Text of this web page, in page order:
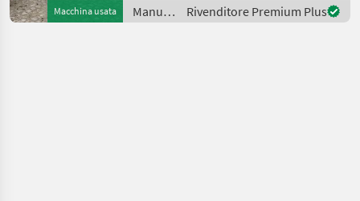
Macchina usata
the
Manutenzione
alberi /
Rivenditore Premium Plus